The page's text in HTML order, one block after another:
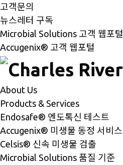
고객문의
뉴스레터 구독
Microbial Solutions 고객 웹포털
Accugenix® 고객 웹포털
About Us
Products & Services
Endosafe® 엔도톡신 테스트
Accugenix® 미생물 동정 서비스
Celsis® 신속 미생물 검출
Microbial Solutions 품질 기준